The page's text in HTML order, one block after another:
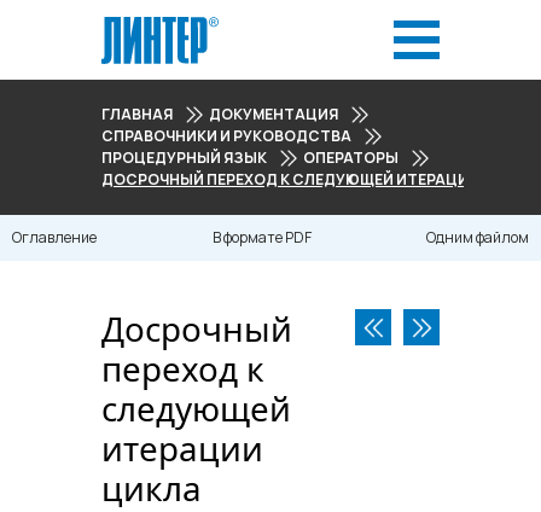
ГЛАВНАЯ
ДОКУМЕНТАЦИЯ
СПРАВОЧНИКИ И РУКОВОДСТВА
ПРОЦЕДУРНЫЙ ЯЗЫК
ОПЕРАТОРЫ
ДОСРОЧНЫЙ ПЕРЕХОД К СЛЕДУЮЩЕЙ ИТЕРАЦИИ ЦИКЛА
Оглавление В формате PDF Одним файлом
Досрочный
переход к
следующей
итерации
цикла